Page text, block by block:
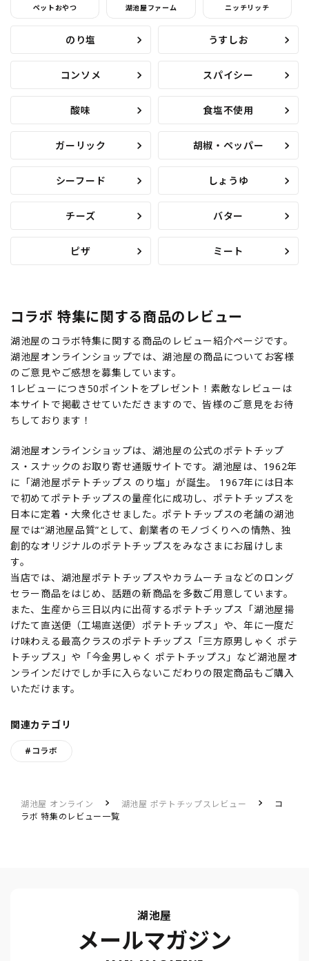
ペットおやつ 湖池屋ファーム ニッチリッチ
のり塩 うすしお
コンソメ スパイシー
酸味 食塩不使用
ガーリック 胡椒・ペッパー
シーフード しょうゆ
チーズ バター
ピザ ミート
コラボ 特集に関する商品のレビュー
湖池屋のコラボ特集に関する商品のレビュー紹介ページです。
湖池屋オンラインショップでは、湖池屋の商品についてお客様
のご意見やご感想を募集しています。
1レビューにつき50ポイントをプレゼント！素敵なレビューは
本サイトで掲載させていただきますので、皆様のご意見をお待
ちしております！
湖池屋オンラインショップは、湖池屋の公式のポテトチップ
ス・スナックのお取り寄せ通販サイトです。湖池屋は、1962年
に「湖池屋ポテトチップス のり塩」が誕生。 1967年には日本
で初めてポテトチップスの量産化に成功し、ポテトチップスを
日本に定着・大衆化させました。ポテトチップスの老舗の湖池
屋では“湖池屋品質”として、創業者のモノづくりへの情熱、独
創的なオリジナルのポテトチップスをみなさまにお届けしま
す。
当店では、湖池屋ポテトチップスやカラムーチョなどのロング
セラー商品をはじめ、話題の新商品を多数ご用意しています。
また、生産から三日以内に出荷するポテトチップス「湖池屋揚
げたて直送便（工場直送便）ポテトチップス」や、年に一度だ
け味わえる最高クラスのポテトチップス「三方原男しゃく ポテ
トチップス」や「今金男しゃく ポテトチップス」など湖池屋オ
ンラインだけでしか手に入らないこだわりの限定商品もご購入
いただけます。
関連カテゴリ
#コラボ
湖池屋 オンライン 湖池屋 ポテトチップスレビュー
コ
ラボ 特集のレビュー一覧
湖池屋
メールマガジン